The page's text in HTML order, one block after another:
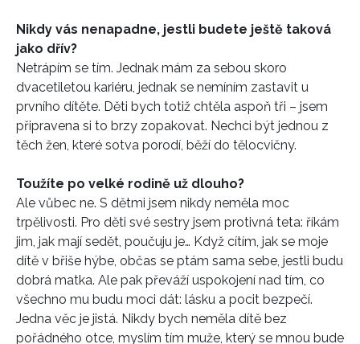
Nikdy vás nenapadne, jestli budete ještě taková
jako dřív?
Netrápím se tím. Jednak mám za sebou skoro
dvacetiletou kariéru, jednak se nemíním zastavit u
prvního dítěte. Děti bych totiž chtěla aspoň tři – jsem
připravena si to brzy zopakovat. Nechci být jednou z
těch žen, které sotva porodí, běží do tělocvičny.
Toužíte po velké rodině už dlouho?
Ale vůbec ne. S dětmi jsem nikdy neměla moc
trpělivosti. Pro děti své sestry jsem protivná teta: říkám
jim, jak mají sedět, poučuju je… Když cítím, jak se moje
dítě v břiše hýbe, občas se ptám sama sebe, jestli budu
dobrá matka. Ale pak převáží uspokojení nad tím, co
všechno mu budu moci dát: lásku a pocit bezpečí.
Jedna věc je jistá. Nikdy bych neměla dítě bez
pořádného otce, myslím tím muže, který se mnou bude